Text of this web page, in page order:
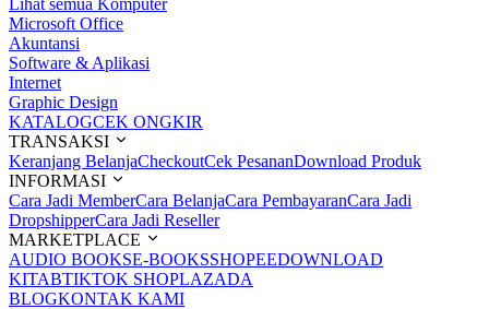
Lihat semua Komputer
Microsoft Office
Akuntansi
Software & Aplikasi
Internet
Graphic Design
KATALOGCEK ONGKIR
TRANSAKSI
Keranjang BelanjaCheckoutCek PesananDownload Produk
INFORMASI
Cara Jadi MemberCara BelanjaCara PembayaranCara Jadi
DropshipperCara Jadi Reseller
MARKETPLACE
AUDIO BOOKSE-BOOKSSHOPEEDOWNLOAD
KITABTIKTOK SHOPLAZADA
BLOGKONTAK KAMI